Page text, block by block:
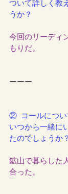
ついて詳しく教
うか？
今回のリーディ
もりだ。
ーーー
②  コールについ
いつから一緒に
たのでしょうか？
鉱山で暮らした
合った。